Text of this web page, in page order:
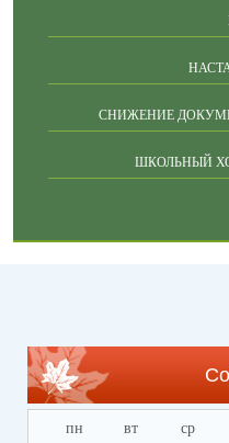
СНИЖЕНИЕ
ШКОЛЬНЫЙ
пн вт ср